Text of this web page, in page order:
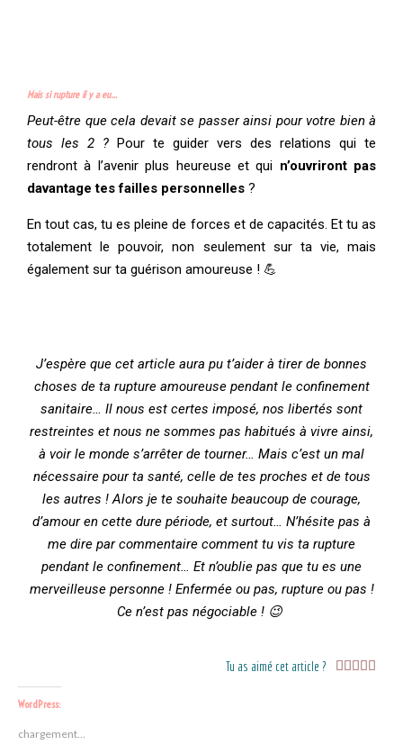
Mais si rupture il y a eu…
Peut-être que cela devait se passer ainsi pour votre bien à
tous les 2 ? Pour te guider vers des relations qui te
rendront à l’avenir plus heureuse et qui n’ouvriront pas
davantage tes failles personnelles ?
En tout cas, tu es pleine de forces et de capacités. Et tu as
totalement le pouvoir, non seulement sur ta vie, mais
également sur ta guérison amoureuse ! 💪
J’espère que cet article aura pu t’aider à tirer de bonnes
choses de ta rupture amoureuse pendant le confinement
sanitaire… Il nous est certes imposé, nos libertés sont
restreintes et nous ne sommes pas habitués à vivre ainsi,
à voir le monde s’arrêter de tourner… Mais c’est un mal
nécessaire pour ta santé, celle de tes proches et de tous
les autres ! Alors je te souhaite beaucoup de courage,
d’amour en cette dure période, et surtout… N’hésite pas à
me dire par commentaire comment tu vis ta rupture
pendant le confinement… Et n’oublie pas que tu es une
merveilleuse personne ! Enfermée ou pas, rupture ou pas !
Ce n’est pas négociable ! 😉
Tu as aimé cet article ?     
WordPress:
chargement…